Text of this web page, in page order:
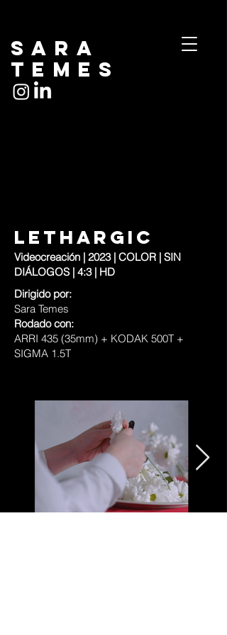
Sara
temes
LETHARGIC
Videocreación | 2023 | COLOR | SIN
DIÁLOGOS | 4:3 | HD
Dirigido por:
Sara Temes
Rodado con:
ARRI 435 (35mm) + KODAK 500T +
SIGMA 1.5T